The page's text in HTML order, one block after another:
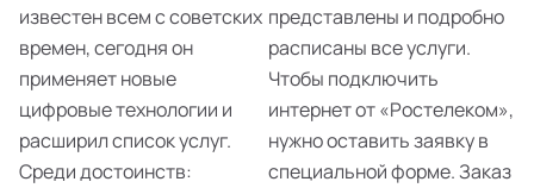
известен всем с советских
времен, сегодня он
применяет новые
цифровые технологии и
расширил список услуг.
Среди достоинств:
представлены и подробно
расписаны все услуги.
Чтобы подключить
интернет от «Ростелеком»,
нужно оставить заявку в
специальной форме. Заказ